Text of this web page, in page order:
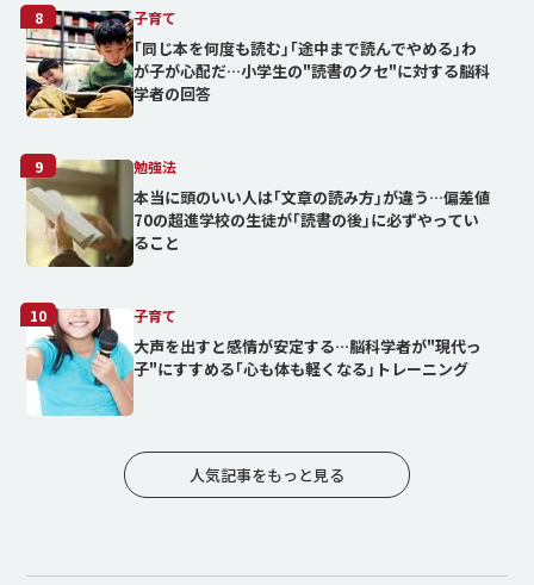
8 子育て
｢同じ本を何度も読む｣｢途中まで読んでやめる｣わ
が子が心配だ…小学生の"読書のクセ"に対する脳科
学者の回答
9 勉強法
本当に頭のいい人は｢文章の読み方｣が違う…偏差値
70の超進学校の生徒が｢読書の後｣に必ずやってい
ること
10 子育て
大声を出すと感情が安定する…脳科学者が"現代っ
子"にすすめる｢心も体も軽くなる｣トレーニング
人気記事をもっと見る